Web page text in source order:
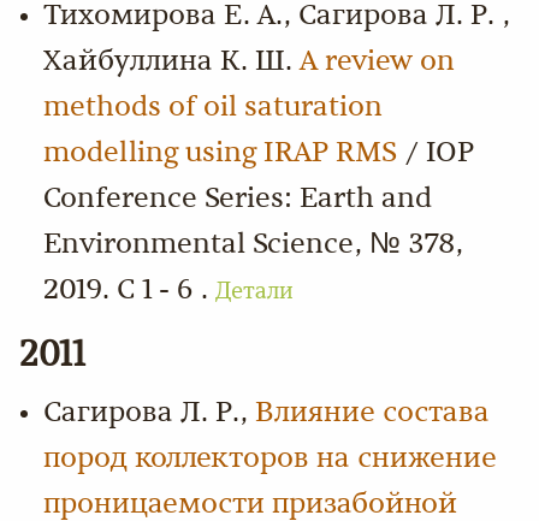
Тихомирова Е. А., Сагирова Л. Р. ,
Хайбуллина К. Ш.A review on
methods of oil saturation
modelling using IRAP RMS / IOP
Conference Series: Earth and
Environmental Science, № 378,
2019. С 1 - 6 . Детали
2011
Сагирова Л. Р., Влияние состава
пород коллекторов на снижение
проницаемости призабойной